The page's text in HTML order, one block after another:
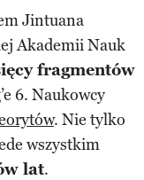
Jintuana
Akademii Nauk
fragmentów
6. Naukowcy
. Nie tylko
wszystkim
lat.